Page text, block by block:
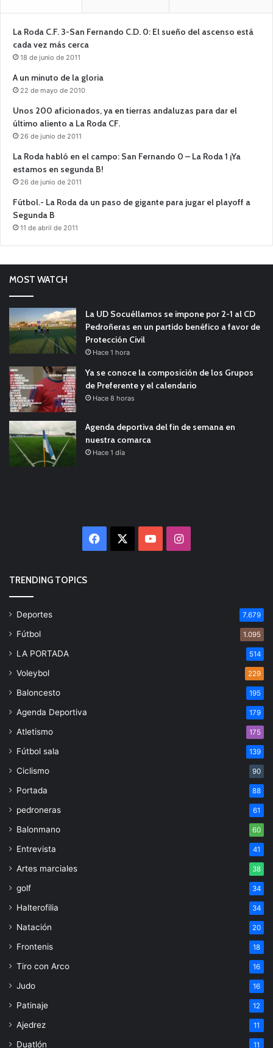
La Roda C.F. 3-San Fernando C.D. 0: El sueño del ascenso está
cada vez más cerca
18 de junio de 2011
A un minuto de la gloria
22 de mayo de 2010
Unos 200 aficionados, ya en tierras andaluzas para dar el
último aliento a La Roda CF.
26 de junio de 2011
La Roda habló en el campo: San Fernando 0 – La Roda 1 ¡Ya
estamos en segunda B!
26 de junio de 2011
Fútbol.- La Roda da un paso de gigante para jugar el playoff a
Segunda B
11 de abril de 2011
MOST WATCH
La UD Socuéllamos se impone por 2-1 al CD
Pedroñeras en un partido benéfico a favor de
Protección Civil
Hace 1 hora
Ya se conoce la composición de los Grupos
de Preferente y el calendario
Hace 8 horas
Agenda deportiva del fin de semana en
nuestra comarca
Hace 1 día
Facebook YouTubeInstagram
TRENDING TOPICS
Deportes 7.679
Fútbol 1.095
LA PORTADA 514
Voleybol 229
Baloncesto 195
Agenda Deportiva 179
Atletismo 175
Fútbol sala 139
Ciclismo 90
Portada 88
pedroneras 61
Balonmano 60
Entrevista 41
Artes marciales 38
golf 34
Halterofilia 34
Natación 20
Frontenis 18
Tiro con Arco 16
Judo 16
Patinaje 12
Ajedrez 11
Duatlón 11